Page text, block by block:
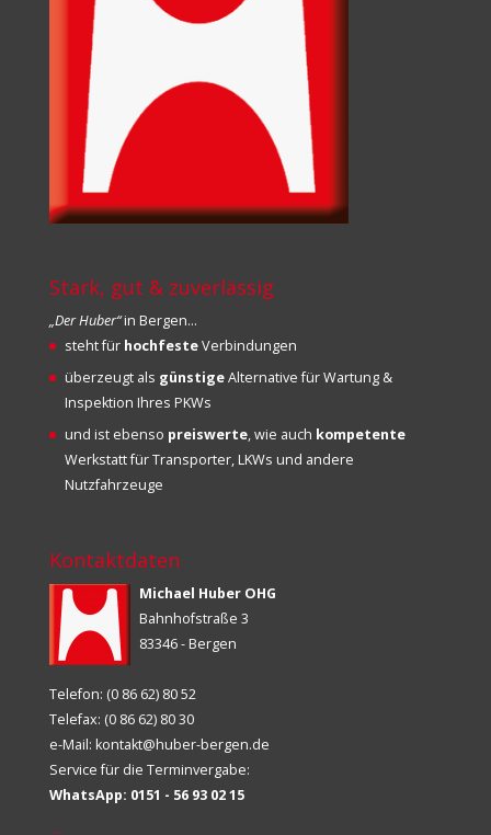
Stark, gut & zuverlässig
„Der Huber“in Bergen…
steht für hochfesteVerbindungen
überzeugt als günstigeAlternative für Wartung &
Inspektion Ihres PKWs
und ist ebenso preiswerte, wie auch kompetente
Werkstatt für Transporter, LKWs und andere
Nutzfahrzeuge
Kontaktdaten
Michael Huber OHG
Bahnhofstraße 3
83346 - Bergen
Telefon: (0 86 62) 80 52
Telefax: (0 86 62) 80 30
e-Mail: kontakt@huber-bergen.de
Service für die Terminvergabe:
WhatsApp: 0151 - 56 93 02 15